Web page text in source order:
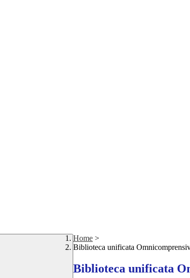
Home >
Biblioteca unificata
Biblioteca unificata